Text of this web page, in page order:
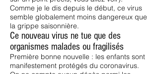
Comme je le dis depuis le début, ce virus
semble globalement moins dangereux que
la grippe saisonnière.
Ce nouveau virus ne tue que des
organismes malades ou fragilisés
Première bonne nouvelle : les enfants sont
manifestement protégés du coronavirus.